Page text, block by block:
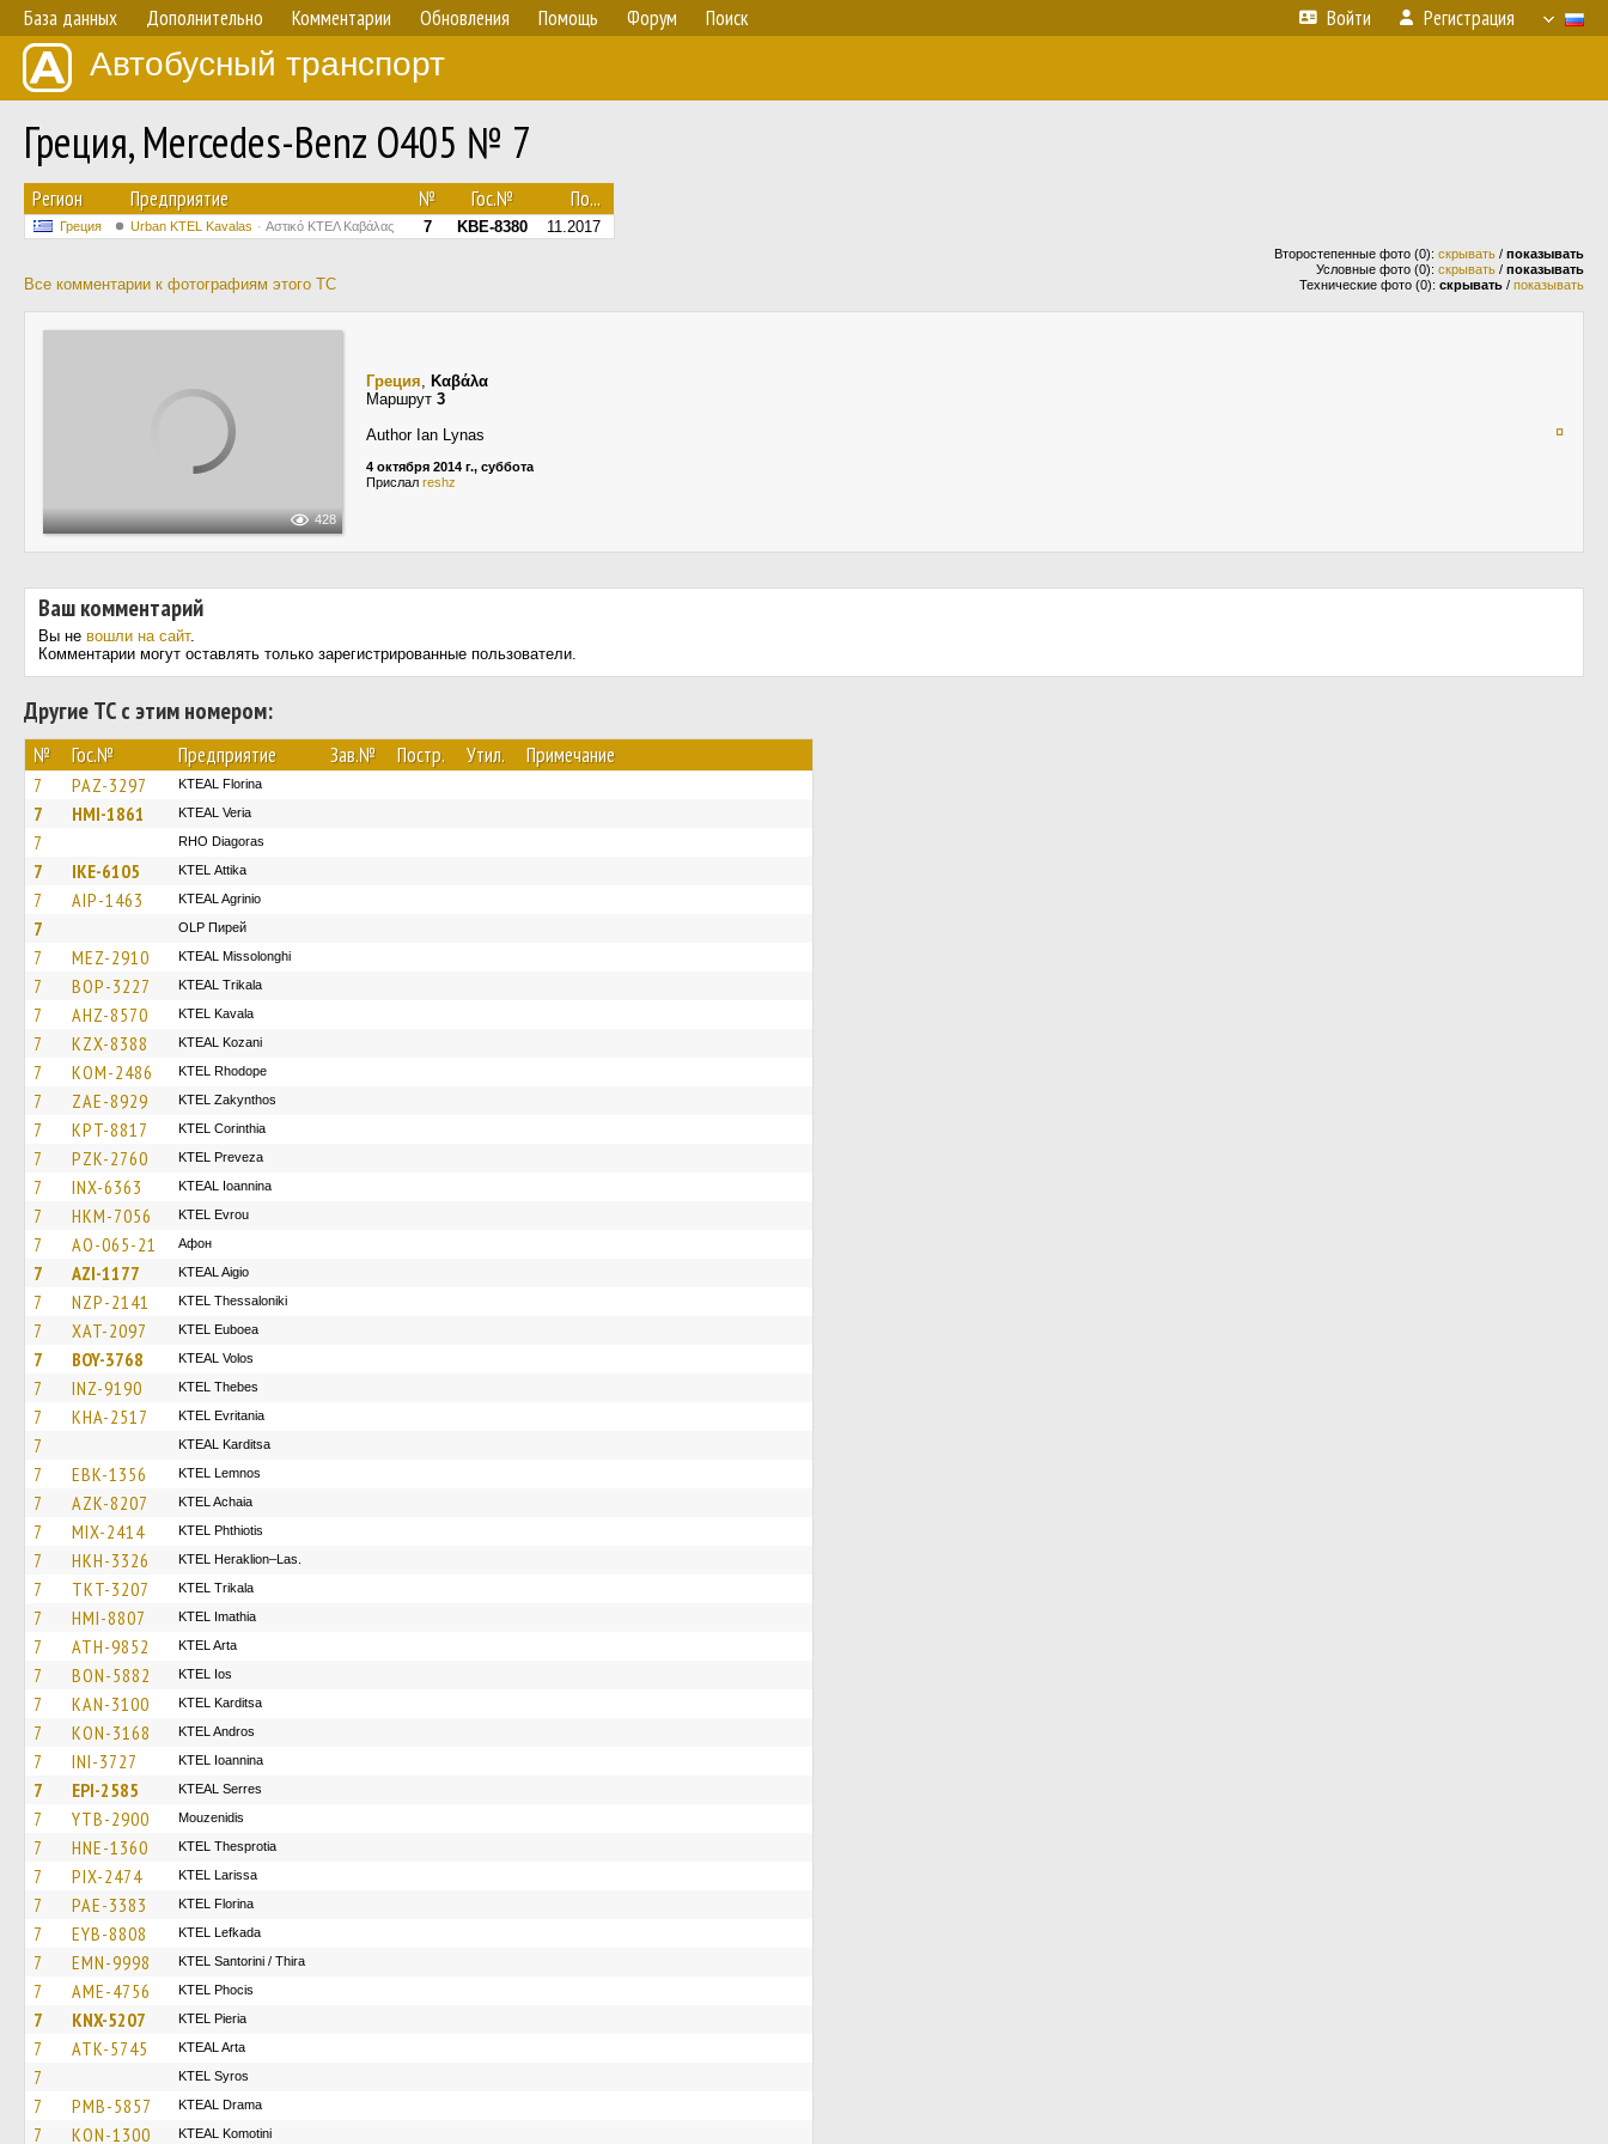
База данных Дополнительно Комментарии Обновления Помощь Форум Поиск Войти Регистрация
Автобусный транспорт
Греция, Mercedes-Benz O405 № 7
Регион Предприятие № Гос.№ По...
Греция Urban KTEL Kavalas Αστικό ΚΤΕΛ Καβάλας 7 KBE-8380 11.2017
Все комментарии к фотографиям этого ТС
Второстепенные фото (0): скрывать / показывать
Условные фото (0): скрывать / показывать
Технические фото (0): скрывать / показывать
428
Греция, Καβάλα
Маршрут 3
Author Ian Lynas
4 октября 2014 г., суббота
Прислал reshz
¤
Ваш комментарий
Вы не вошли на сайт.
Комментарии могут оставлять только зарегистрированные пользователи.
Другие ТС с этим номером:
№ Гос.№ Предприятие Зав.№ Постр. Утил. Примечание
7 PAZ-3297 KTEAL Florina
7 HMI-1861 KTEAL Veria
7 RHO Diagoras
7 IKE-6105 KΤΕL Αttika
7 AIP-1463 KTEAL Agrinio
7 OLP Пирей
7 MEZ-2910 KTEAL Missolonghi
7 BOP-3227 KTEAL Trikala
7 AHZ-8570 KTEL Kavala
7 KZX-8388 KTEAL Kozani
7 KOM-2486 KTEL Rhodope
7 ZAE-8929 KTEL Zakynthos
7 KPT-8817 KTEL Corinthia
7 PZK-2760 KTEL Preveza
7 INX-6363 KTEAL Ioannina
7 HKM-7056 KTEL Evrou
7 AO-065-21 Афон
7 AZI-1177 KTEAL Aigio
7 NZP-2141 KTEL Thessaloniki
7 XAT-2097 ΚΤΕL Euboea
7 BOY-3768 KTEAL Volos
7 INZ-9190 KTEL Thebes
7 KHA-2517 ΚΤΕL Evritania
7 KTEAL Karditsa
7 EBK-1356 KTEL Lemnos
7 AZK-8207 KTEL Achaia
7 MIX-2414 ΚΤΕL Phthiotis
7 HKH-3326 KTEL Heraklion–Las.
7 TKT-3207 ΚΤΕL Τrikala
7 HMI-8807 KTEL Imathia
7 ATH-9852 KTEL Arta
7 BON-5882 KTEL Ios
7 KAN-3100 ΚΤΕL Karditsa
7 KON-3168 KTEL Andros
7 INI-3727 KTEL Ioannina
7 EPI-2585 KTEAL Serres
7 YTB-2900 Mouzenidis
7 HNE-1360 KTEL Thesprotia
7 PIX-2474 KTEL Larissa
7 PAE-3383 KTEL Florina
7 EYB-8808 KTEL Lefkada
7 EMN-9998 KTEL Santorini / Thira
7 AME-4756 ΚΤΕL Phocis
7 KNX-5207 KTEL Pieria
7 ATK-5745 KTEAL Arta
7 KTEL Syros
7 PMB-5857 KTEAL Drama
7 KON-1300 KTEAL Komotini